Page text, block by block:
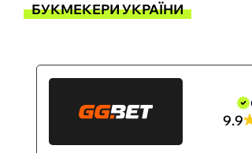
БУКМЕКЕРИ УКРАЇНИ
9.9